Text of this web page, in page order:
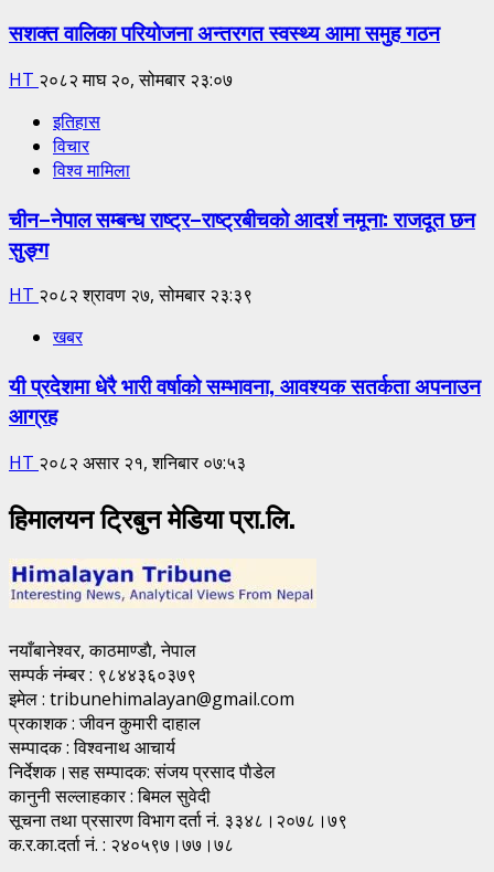
सशक्त वालिका परियोजना अन्तरगत स्वस्थ्य आमा समुह गठन
HT २०८२ माघ २०, सोमबार २३:०७
इतिहास
विचार
विश्व मामिला
चीन–नेपाल सम्बन्ध राष्ट्र–राष्ट्रबीचको आदर्श नमूना: राजदूत छन
सुङ्ग
HT २०८२ श्रावण २७, सोमबार २३:३९
खबर
यी प्रदेशमा धेरै भारी वर्षाको सम्भावना, आवश्यक सतर्कता अपनाउन
आग्रह
HT २०८२ असार २१, शनिबार ०७:५३
हिमालयन ट्रिबुन मेडिया प्रा.लि.
नयाँबानेश्वर, काठमाण्डाै, नेपाल
सम्पर्क नंम्बर : ९८४४३६०३७९
इमेल : tribunehimalayan@gmail.com
प्रकाशक : जीवन कुमारी दाहाल
सम्पादक : विश्वनाथ आचार्य
निर्देशक।सह सम्पादक: संजय प्रसाद पाैडेल
कानुनी सल्लाहकार : बिमल सुवेदी
सूचना तथा प्रसारण विभाग दर्ता नं. ३३४८।२०७८।७९
क.र.का.दर्ता नं. : २४०५९७।७७।७८